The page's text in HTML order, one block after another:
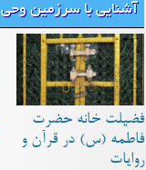
آشنایی با سرزمین وحی
فضیلت خانه حضرت
فاطمه (س) در قرآن و
روایات